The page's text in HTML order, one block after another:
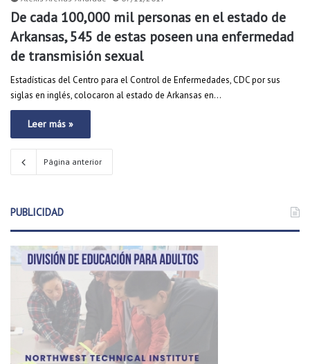
De cada 100,000 mil personas en el estado de
Arkansas, 545 de estas poseen una enfermedad
de transmisión sexual
Estadísticas del Centro para el Control de Enfermedades, CDC por sus
siglas en inglés, colocaron al estado de Arkansas en…
Leer más »
Página anterior
PUBLICIDAD